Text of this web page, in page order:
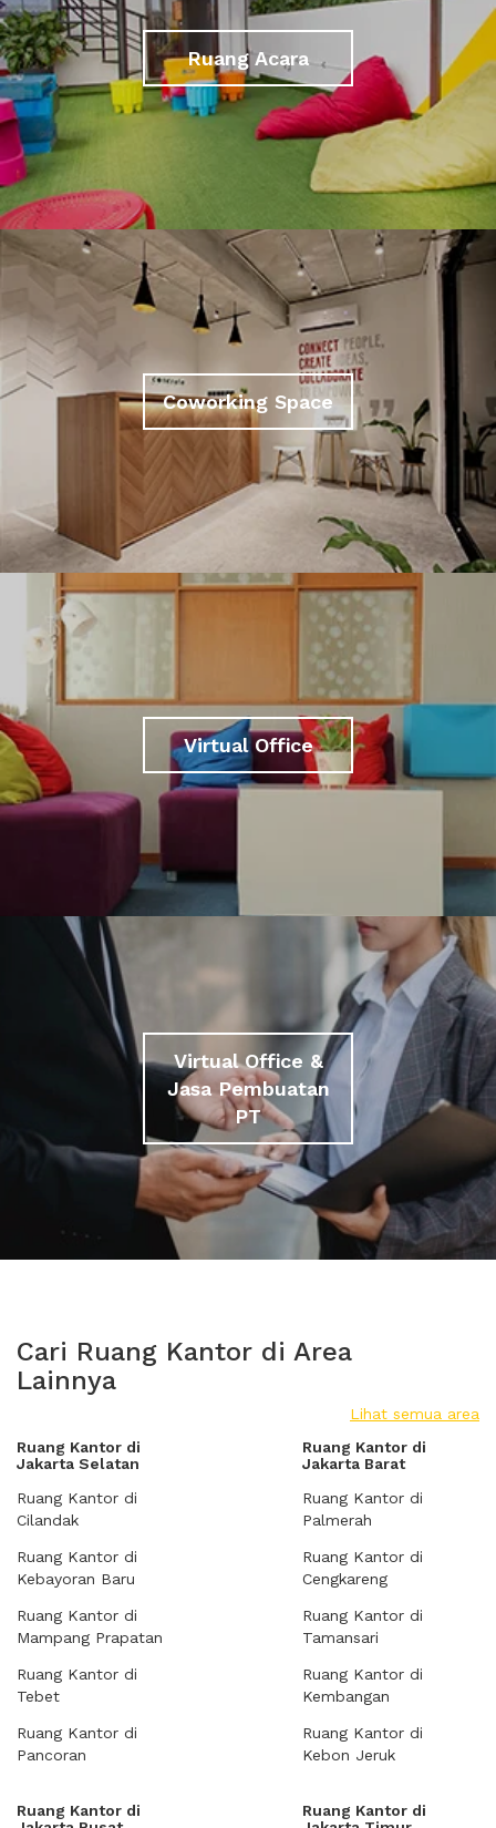
Ruang Acara
Coworking Space
Virtual Office
Virtual Office &
Jasa Pembuatan
PT
Cari Ruang Kantor di Area
Lainnya
Lihat semua area
Ruang Kantor di
Jakarta Selatan
Ruang Kantor di
Cilandak
Ruang Kantor di
Kebayoran Baru
Ruang Kantor di
Mampang Prapatan
Ruang Kantor di
Tebet
Ruang Kantor di
Pancoran
Ruang Kantor di
Jakarta Barat
Ruang Kantor di
Palmerah
Ruang Kantor di
Cengkareng
Ruang Kantor di
Tamansari
Ruang Kantor di
Kembangan
Ruang Kantor di
Kebon Jeruk
Ruang Kantor di
Ruang Kantor di